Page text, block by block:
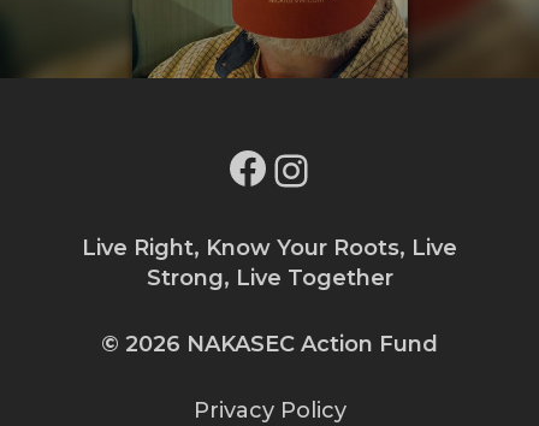
Facebook
Live Right, Know Your Roots, Live
Strong, Live Together
© 2026 NAKASEC Action Fund
Privacy Policy